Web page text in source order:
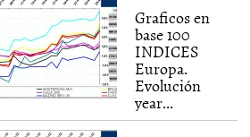
Graficos en
base 100
INDICES
Europa.
Evolución
year...